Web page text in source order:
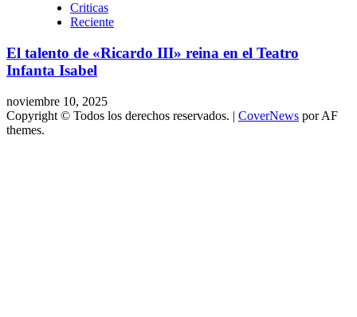
Criticas
Reciente
El talento de «Ricardo III» reina en el Teatro
Infanta Isabel
noviembre 10, 2025
Copyright © Todos los derechos reservados. | CoverNews por AF
themes.